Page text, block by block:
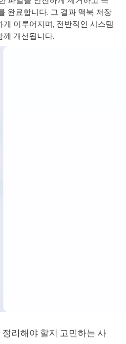
완료합니다. 그 결과 맥북 저장
게 이루어지며, 전반적인 시스템
께 개선됩니다.
리해야 할지 고민하는 사